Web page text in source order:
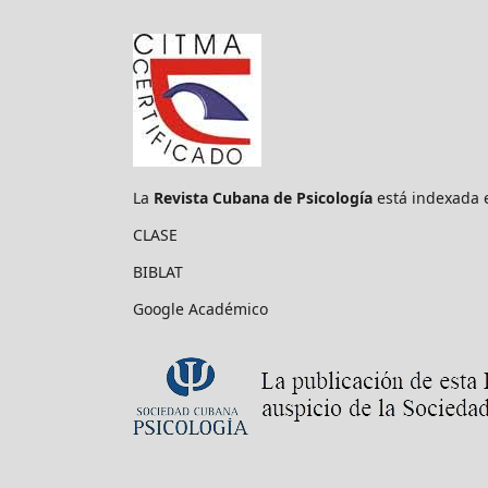
La Revista Cubana de Psicología está indexada
CLASE
BIBLAT
Google Académico